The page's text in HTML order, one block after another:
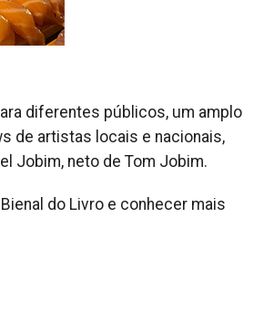
diferentes públicos, um amplo
de artistas locais e nacionais,
Jobim, neto de Tom Jobim.
do Livro e conhecer mais